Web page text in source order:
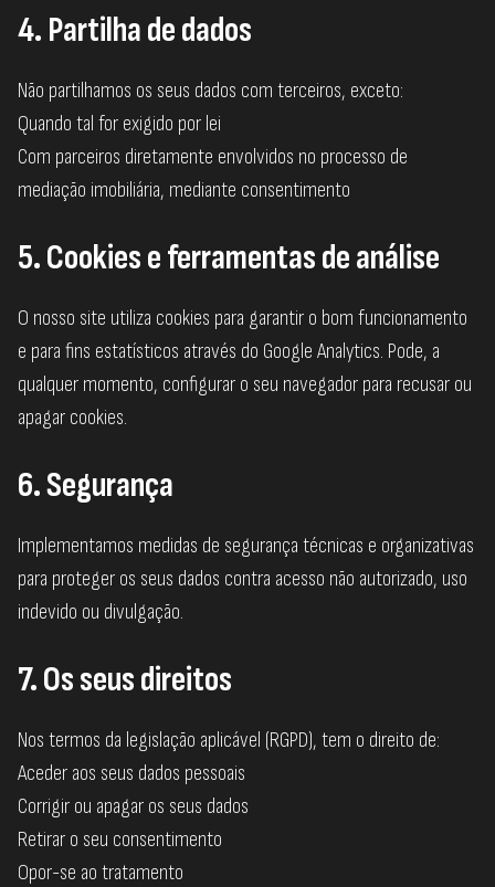
4. Partilha de dados
Não partilhamos os seus dados com terceiros, exceto:
Quando tal for exigido por lei
Com parceiros diretamente envolvidos no processo de
mediação imobiliária, mediante consentimento
5. Cookies e ferramentas de análise
O nosso site utiliza cookies para garantir o bom funcionamento
e para fins estatísticos através do Google Analytics. Pode, a
qualquer momento, configurar o seu navegador para recusar ou
apagar cookies.
6. Segurança
Implementamos medidas de segurança técnicas e organizativas
para proteger os seus dados contra acesso não autorizado, uso
indevido ou divulgação.
7. Os seus direitos
Nos termos da legislação aplicável (RGPD), tem o direito de:
Aceder aos seus dados pessoais
Corrigir ou apagar os seus dados
Retirar o seu consentimento
Opor-se ao tratamento